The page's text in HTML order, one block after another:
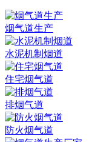
烟气道生产
水泥机制烟道
住宅烟气道
排烟气道
防火烟气道